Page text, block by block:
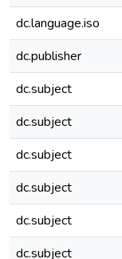
dc.language.iso
dc.publisher
dc.subject
dc.subject
dc.subject
dc.subject
dc.subject
dc.subject